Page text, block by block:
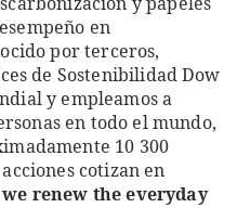
en
por terceros,
de Sostenibilidad Dow
y empleamos a
en todo el mundo,
10 300
cotizan en
we renew the everyday